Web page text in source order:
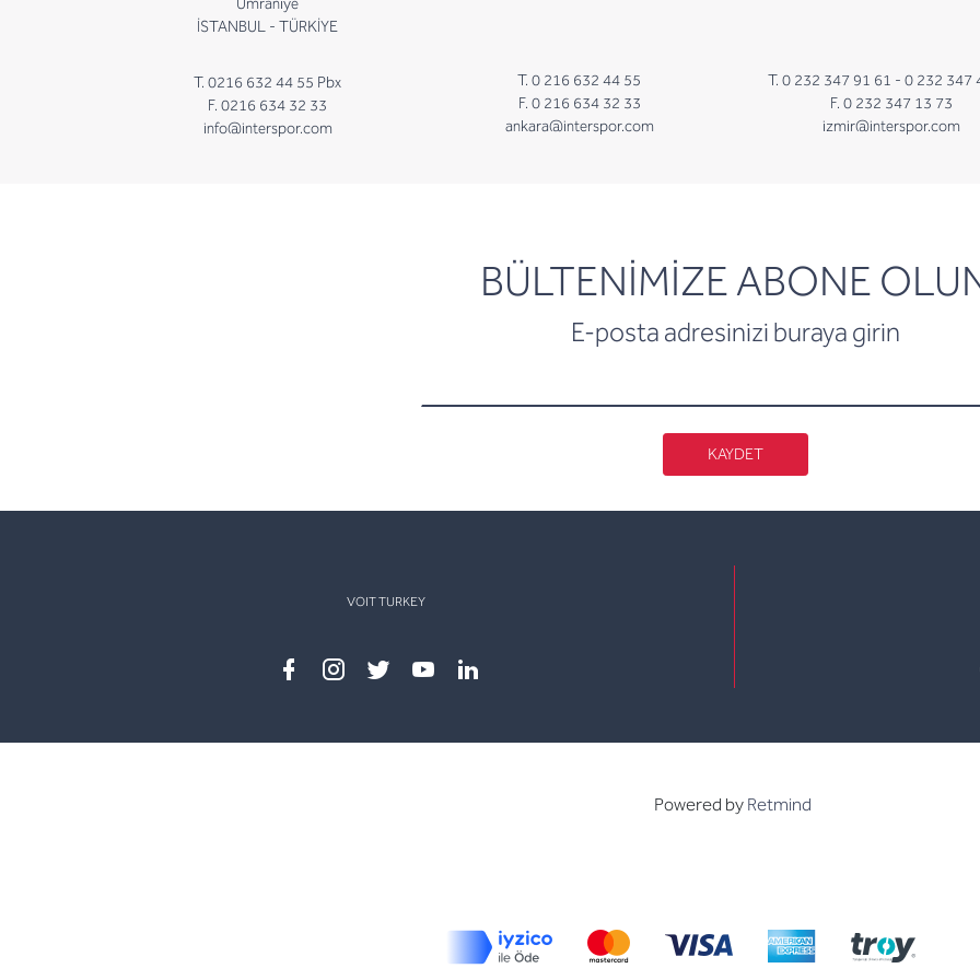
İSTANBUL - TÜRKİYE
T. 0216 632 44 55 Pbx
F. 0216 634 32 33
info@interspor.com
T. 0 216 632 44 55
F. 0 216 634 32 33
ankara@interspor.com
T. 0 232 347 91 61 - 0 232 347
F. 0 232 347 13 73
izmir@interspor.com
BÜLTENİMİZE ABONE
E-posta adresinizi buraya girin
newsletter
KAYDET
VOIT TURKEY
Powered by Retmind